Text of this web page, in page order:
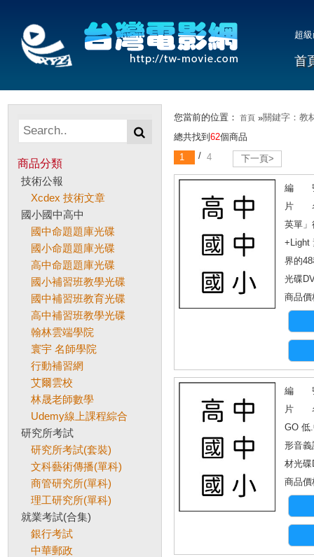
超
首
商品分類
技術公報
Xcdex 技術文章
國小國中高中
國中命題題庫光碟
國小命題題庫光碟
高中命題題庫光碟
國小補習班教學光碟
國中補習班教育光碟
高中補習班教學光碟
翰林雲端學院
寰宇 名師學院
行動補習網
艾爾雲校
林晟老師數學
Udemy線上課程綜合
研究所考試
研究所考試(套裝)
文科藝術傳播(單科)
商管研究所(單科)
理工研究所(單科)
就業考試(合集)
銀行考試
中華郵政
您當前的位置： 首頁 »關鍵字：教
總共找到 62個商品
1
/ 4 下一頁>
編 號
片 名
英單
+Light
界的
光碟
商品價
編 號
片 名
GO 低
形音
材光碟
商品價